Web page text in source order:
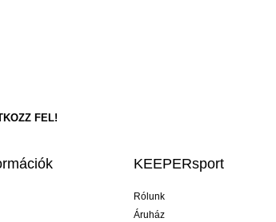
KEEPERsport
Rólunk
Áruház